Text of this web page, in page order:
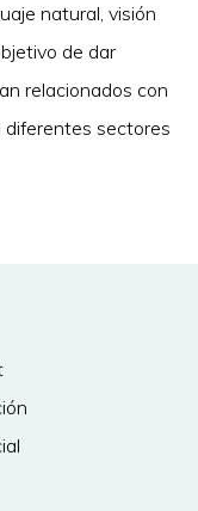
natural, visión
de dar
relacionados con
sectores